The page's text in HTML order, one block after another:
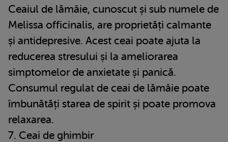
Ceaiul de lămâie, cunoscut și sub numele de
Melissa officinalis, are proprietăți calmante
și antidepresive. Acest ceai poate ajuta la
reducerea stresului și la ameliorarea
simptomelor de anxietate și panică.
Consumul regulat de ceai de lămâie poate
îmbunătăți starea de spirit și poate promova
relaxarea.
7. Ceai de ghimbir